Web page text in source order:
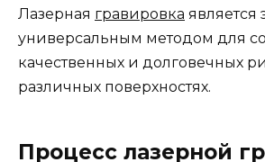
Лазерная гравировка
универсальным методом для
качественных и долговечных
различных поверхностях.
Процесс лазерной